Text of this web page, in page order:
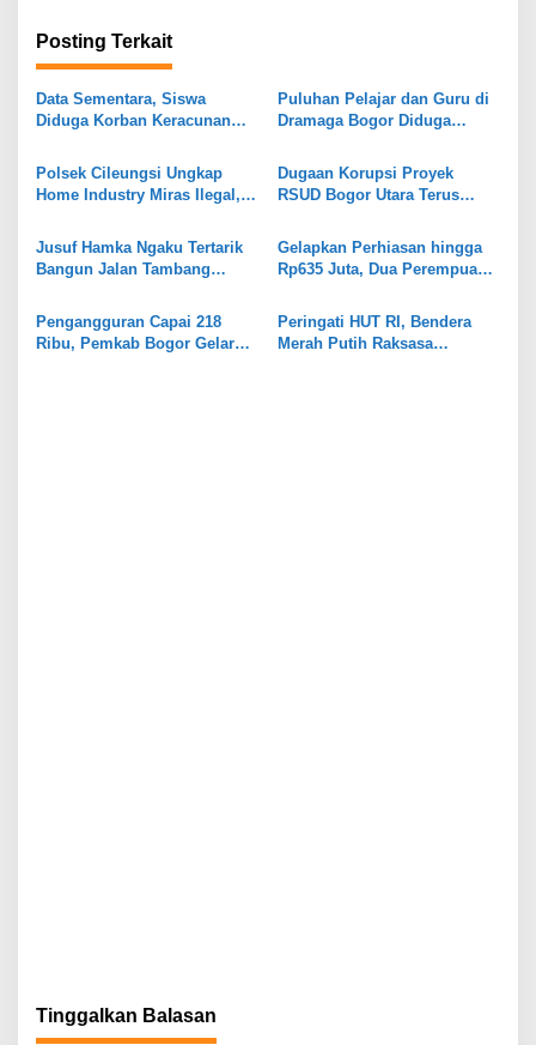
g
a
s
p
o
s
Posting Terkait
Data Sementara, Siswa
Diduga Korban Keracunan
25 Orang
Puluhan Pelajar dan Guru di
Dramaga Bogor Diduga
MBG
Polsek Cileungsi Ungkap
Home Industry Miras Ilegal,
Dugaan Korupsi Proyek
RSUD Bogor Utara Terus
Kejari
Jusuf Hamka Ngaku Tertarik
Bangun Jalan Tambang
Gelapkan Perhiasan hingga
Rp635 Juta, Dua Perempuan
Ditangkap
Pengangguran Capai 218
Ribu, Pemkab Bogor Gelar
Peringati HUT RI, Bendera
Merah Putih Raksasa
Tinggalkan Balasan